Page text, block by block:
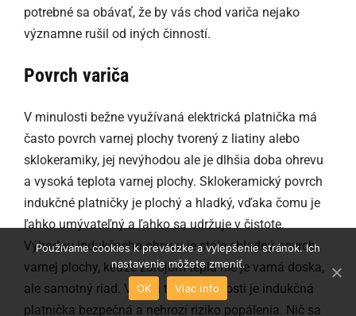
potrebné sa obávať, že by vás chod variča nejako
významne rušil od iných činností.
Povrch variča
V minulosti bežne využívaná elektrická platnička má
často povrch varnej plochy tvorený z liatiny alebo
sklokeramiky, jej nevýhodou ale je dlhšia doba ohrevu
a vysoká teplota varnej plochy. Sklokeramický povrch
indukčné platničky je plochý a hladký, vďaka čomu je
ľahko umývateľný a ľahko sa udržuje v čistote.
Výhodou indukčného ohrevu je stále chladný povrch
varnej plochy, keďže zdrojom tepla nie je varná doska,
ale samotný riad. Vďaka tejto vlastnosti je indukčná
platnička bezpečná a nehrozí riziko popálenia. Nič sa
Používame cookies k prevádzke a vylepšenie stránok. Ich
nastavenie môžete zmeniť.
OK
Viac info